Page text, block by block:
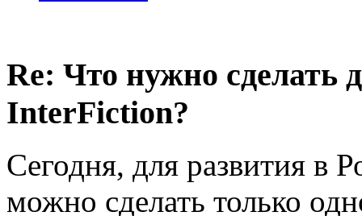
Re: Что нужно сделать
InterFiction?
Сегодня, для развития в
можно сделать только